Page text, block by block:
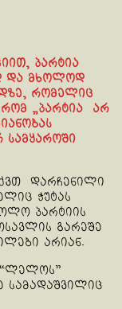
პარტია
და მხოლოდ
რომელიც
რომ „პარტია არ
დარჩენილი
ჭუტას
პარტიის
გარეშე
არიან.
სამადაშვილიც